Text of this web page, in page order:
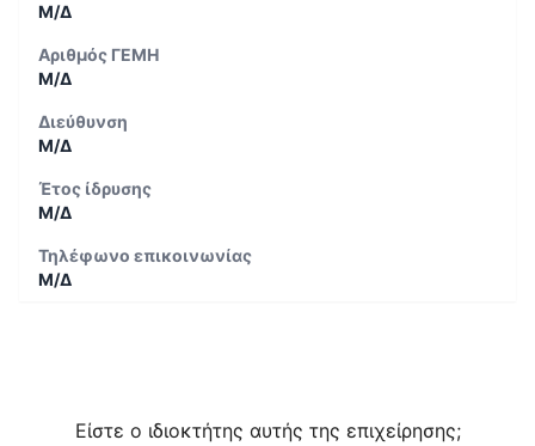
Μ/Δ
Αριθμός ΓΕΜΗ
Μ/Δ
Διεύθυνση
Μ/Δ
Έτος ίδρυσης
Μ/Δ
Τηλέφωνο επικοινωνίας
Μ/Δ
Είστε ο ιδιοκτήτης αυτής της επιχείρησης;